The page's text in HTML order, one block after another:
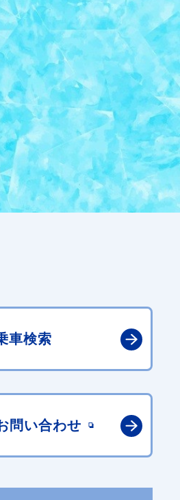
車検索
問い合わせ